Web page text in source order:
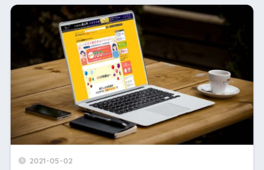
2021-05-02